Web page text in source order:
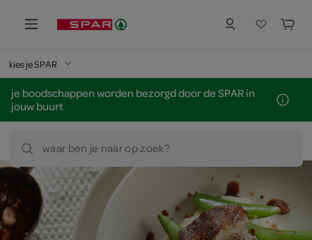
kies je SPAR
je boodschappen worden bezorgd door de SPAR in
jouw buurt
waar ben je naar op zoek?